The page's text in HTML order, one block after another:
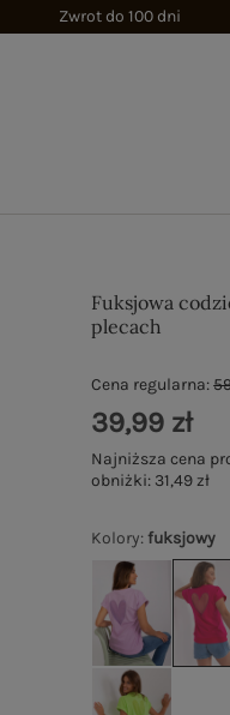
Zwrot do 100 dni
Fuksjowa
plecach
Kolory:fuksjowy
Cena regularna:
39,99 zł
Najniższa cena
obniżki: 31,49 zł